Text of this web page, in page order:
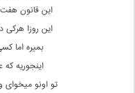
این قانون
این روزا
بمیره اما
اینجوریه
تو اونو میخوای